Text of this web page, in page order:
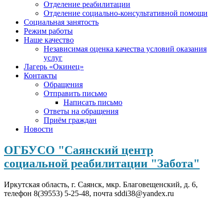
Отделение реабилитации
Отделение социально-консультативной помощи
Социальная занятость
Режим работы
Наше качество
Независимая оценка качества условий оказания
услуг
Лагерь «Окинец»
Контакты
Обращения
Отправить письмо
Написать письмо
Ответы на обращения
Приём граждан
Новости
ОГБУСО "Саянский центр
социальной реабилитации "Забота"
Иркутская область, г. Саянск, мкр. Благовещенский, д. 6,
телефон 8(39553) 5-25-48, почта sddi38@yandex.ru